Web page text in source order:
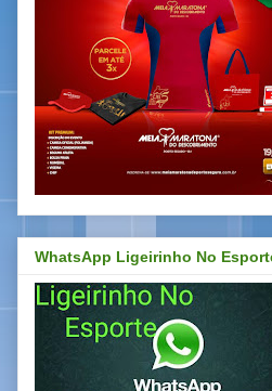
WhatsApp Ligeirinho No